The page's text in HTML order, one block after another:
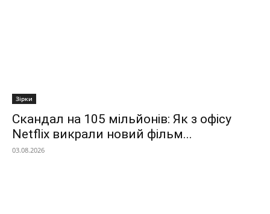
Зірки
Скандал на 105 мільйонів: Як з офісу
Netflix викрали новий фільм...
03.08.2026